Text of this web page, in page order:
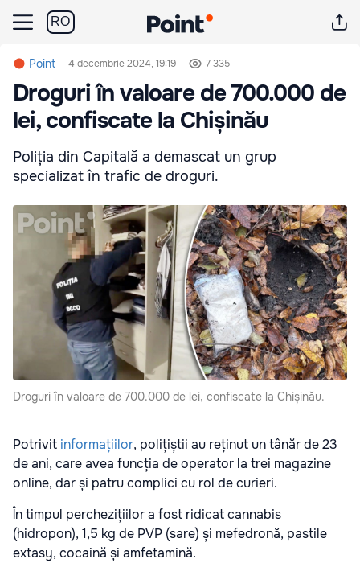
RO
Point 4 decembrie 2024, 19:19 7 335
Droguri în valoare de 700.000 de
lei, confiscate la Chișinău
Poliția din Capitală a demascat un grup
specializat în trafic de droguri.
Droguri în valoare de 700.000 de lei, confiscate la Chișinău.
Potrivit informațiilor, polițiștii au reținut un tânăr de 23
de ani, care avea funcția de operator la trei magazine
online, dar și patru complici cu rol de curieri.
În timpul perchezițiilor a fost ridicat cannabis
(hidropon), 1,5 kg de PVP (sare) și mefedronă, pastile
extasy, cocaină și amfetamină.